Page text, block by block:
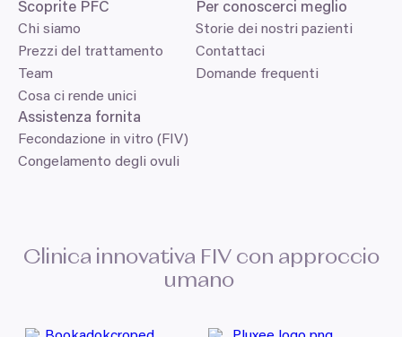
Scoprite PFC
Chi siamo
Cosa ci rende unici
Team
Prezzi del trattamento
Assistenza fornita
Fecondazione in vitro (FIV)
Congelamento degli ovuli
Per conoscerci meglio
Storie dei nostri pazienti
Domande frequenti
Contattaci
Clinica innovativa FIVcon approccio
umano